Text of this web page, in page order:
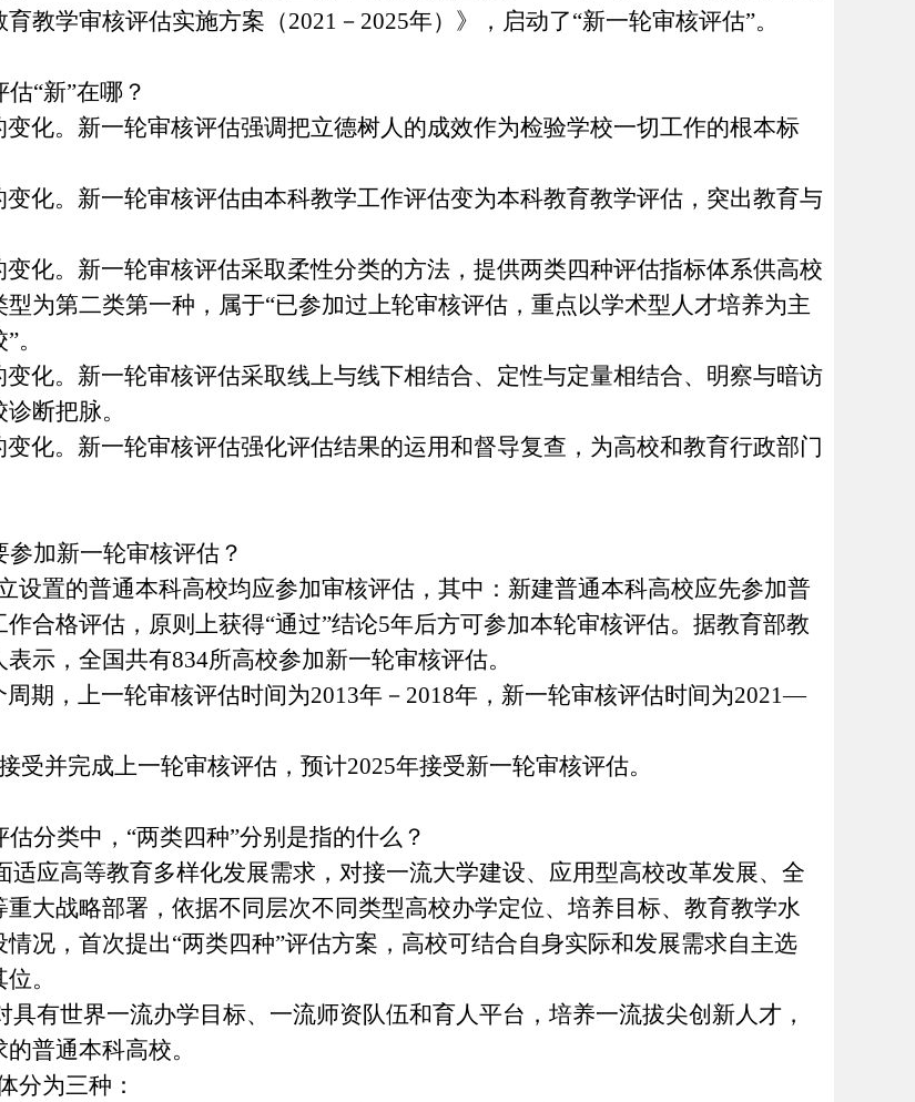
育教学审核评估实施方案（2021－2025年）》，启动了“新一轮审核评估”。
估“新”在哪？
变化。新一轮审核评估强调把立德树人的成效作为检验学校一切工作的根本标
变化。新一轮审核评估由本科教学工作评估变为本科教育教学评估，突出教育与
变化。新一轮审核评估采取柔性分类的方法，提供两类四种评估指标体系供高校
型为第二类第一种，属于“已参加过上轮审核评估，重点以学术型人才培养为主
。
变化。新一轮审核评估采取线上与线下相结合、 定性与定量相结合、 明察与暗访
诊断把脉。
变化。新一轮审核评估强化评估结果的运用和督导复查，为高校和教育行政部门
参加新一轮审核评估？
置的普通本科高校均应参加审核评估，其中：新建普通本科高校应先参加普
合格评估，原则上获得“通过”结论5年后方可参加本轮审核评估。据教育部教
示，全国共有834所高校参加新一轮审核评估。
周期，上一轮审核评估时间为2013年－2018年，新一轮审核评估时间为2021—
受并完成上一轮审核评估，预计2025年接受新一轮审核评估。
分类中， “两类四种”分别是指的什么？
应高等教育多样化发展需求，对接一流大学建设、应用型高校改革发展、全
大战略部署，依据不同层次不同类型高校办学定位、培养目标、教育教学水
况，首次提出“两类四种”评估方案 ， 高校可结合自身实际和发展需求自主选
。
有世界一流办学目标、一流师资队伍和育人平台，培养一流拔尖创新人才，
普通本科高校。
为三种：